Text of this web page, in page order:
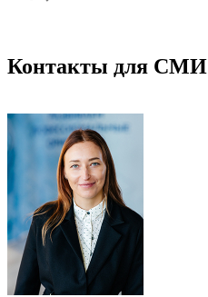
Контакты для СМИ